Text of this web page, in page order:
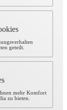
geteilt.
mehr Komfort
zu bieten.